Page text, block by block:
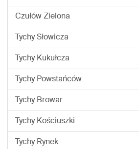
Czułów Zielona
Tychy Słowicza
Tychy Kukułcza
Tychy Powstańców
Tychy Browar
Tychy Kościuszki
Tychy Rynek